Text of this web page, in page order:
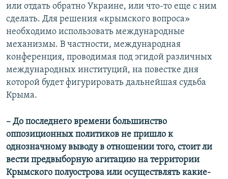
или отдать обратно Украине, или что-то еще с ним
сделать. Для решения «крымского вопроса»
необходимо использовать международные
механизмы. В частности, международная
конференция, проводимая под эгидой различных
международных институций, на повестке дня
которой будет фигурировать дальнейшая судьба
Крыма.
– До последнего времени большинство
оппозиционных политиков не пришло к
однозначному выводу в отношении того, стоит ли
вести предвыборную агитацию на территории
Крымского полуострова или осуществлять какие-